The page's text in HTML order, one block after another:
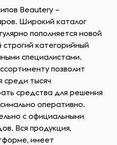
Beautery –
Широкий каталог
пополняется новой
категорийный
специалистами.
позволит
среди тысяч
средства для решения
оперативно.
с официальными
Вся продукция,
имеет